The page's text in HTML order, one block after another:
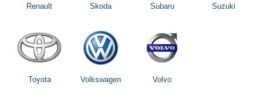
Renault Skoda Subaru Suzuki
Toyota Volkswagen Volvo